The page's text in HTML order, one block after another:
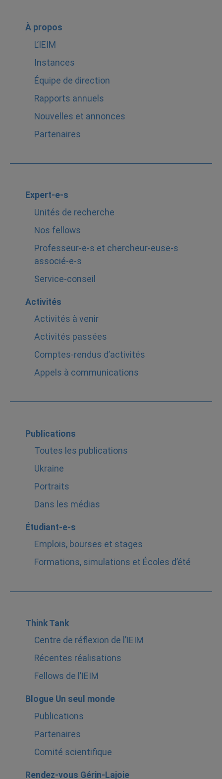
À propos
L’IEIM
Instances
Équipe de direction
Rapports annuels
Nouvelles et annonces
Partenaires
Expert-e-s
Unités de recherche
Nos fellows
Professeur-e-s et chercheur-euse-s
associé-e-s
Service-conseil
Activités
Activités à venir
Activités passées
Comptes-rendus d’activités
Appels à communications
Publications
Toutes les publications
Ukraine
Portraits
Dans les médias
Étudiant-e-s
Emplois, bourses et stages
Formations, simulations et Écoles d’été
Think Tank
Centre de réflexion de l’IEIM
Récentes réalisations
Fellows de l’IEIM
Blogue Un seul monde
Publications
Partenaires
Comité scientifique
Rendez-vous Gérin-Lajoie